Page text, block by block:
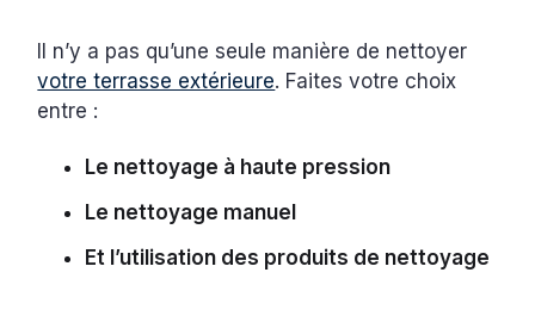
Il n’y a pas qu’une seule manière de nettoyer
votre terrasse extérieure. Faites votre choix
entre :
Le nettoyage à haute pression
Le nettoyage manuel
Et l’utilisation des produits de nettoyage